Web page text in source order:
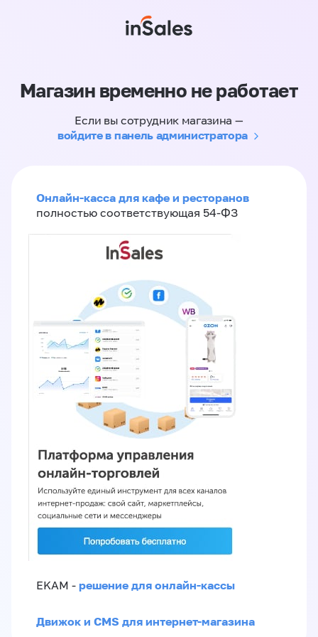
Магазин временно не работает
Если вы сотрудник магазина —
войдите в панель администратора
Онлайн-касса для кафе и ресторанов
полностью соответствующая 54-ФЗ
EKAM - решение для онлайн-кассы
Движок и CMS для интернет-магазина